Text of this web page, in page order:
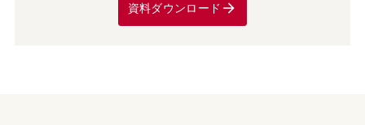
資料ダウンロード